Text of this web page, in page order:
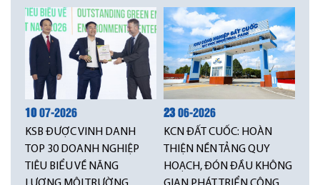
1007-2026
KSB ĐƯỢC VINH DANH
TOP 30 DOANH NGHIỆP
TIÊU BIỂU VỀ NĂNG
2306-2026
KCN ĐẤT CUỐC: HOÀN
THIỆN NỀN TẢNG QUY
HOẠCH, ĐÓN ĐẦU KHÔNG